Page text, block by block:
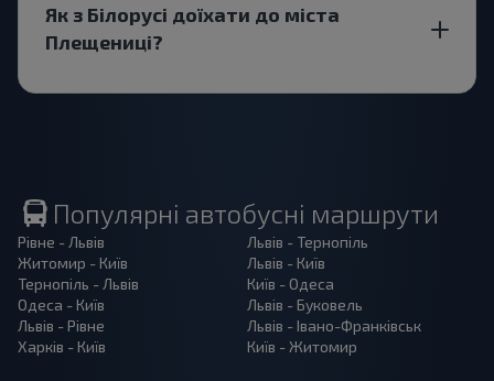
Як з Білорусі доїхати до міста
Плещениці?
Популярні автобусні маршрути
Рівне - Львів
Житомир - Київ
Тернопіль - Львів
Одеса - Київ
Львів - Рівне
Харків - Київ
Львів - Тернопіль
Львів - Київ
Київ - Одеса
Львів - Буковель
Львів - Івано-Франківськ
Київ - Житомир